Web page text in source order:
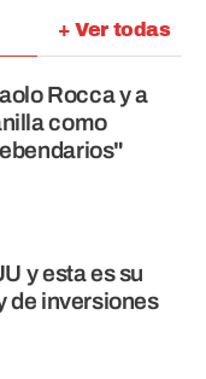
+ Ver todas
Rocca y a
como
y esta es su
de inversiones